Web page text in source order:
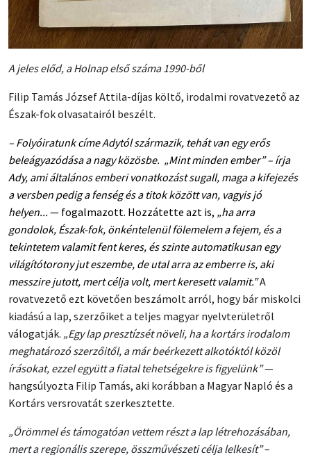
A jeles előd, a Holnap első száma 1990-ből
Filip Tamás József Attila-díjas költő, irodalmi rovatvezető az
Észak-fok olvasatairól beszélt.
– Folyóiratunk címe Adytól származik, tehát van egy erős
beleágyazódása a nagy közösbe. „Mint minden ember” – írja
Ady, ami általános emberi vonatkozást sugall, maga a kifejezés
a versben pedig a fenség és a titok között van, vagyis jó
helyen... — fogalmazott. Hozzátette azt is, „ha arra
gondolok, Észak-fok, önkéntelenül fölemelem a fejem, és a
tekintetem valamit fent keres, és szinte automatikusan egy
világítótorony jut eszembe, de utal arra az emberre is, aki
messzire jutott, mert célja volt, mert keresett valamit.”A
rovatvezető ezt követően beszámolt arról, hogy bár miskolci
kiadású a lap, szerzőiket a teljes magyar nyelvterületről
válogatják. „Egy lap presztízsét növeli, ha a kortárs irodalom
meghatározó szerzőitől, a már beérkezett alkotóktól közöl
írásokat, ezzel együtt a fiatal tehetségekre is figyelünk”—
hangsúlyozta Filip Tamás, aki korábban a Magyar Napló és a
Kortárs versrovatát szerkesztette.
„Örömmel és támogatóan vettem részt a lap létrehozásában,
mert a regionális szerepe, összművészeti célja lelkesít”–